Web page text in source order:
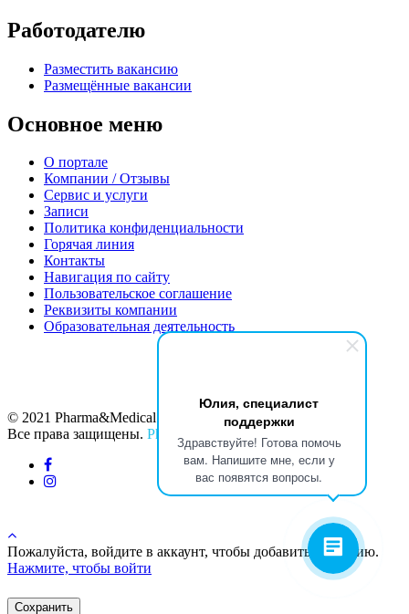
Юлия, специалист
поддержки
Здравствуйте! Готова помочь
вам. Напишите мне, если у
вас появятся вопросы.
Работодателю
Разместить вакансию
Размещённые вакансии
Основное меню
О портале
Компании / Отзывы
Сервис и услуги
Записи
Политика конфиденциальности
Горячая линия
Контакты
Навигация по сайту
Пользовательское соглашение
Реквизиты компании
Образовательная деятельность
© 2021 Pharma&Medical Recruitment.
Все права защищены. Pharm Med
Пожалуйста, войдите в аккаунт, чтобы добавить вакансию.
Нажмите, чтобы войти
Сохранить